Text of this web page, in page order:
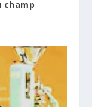
champ